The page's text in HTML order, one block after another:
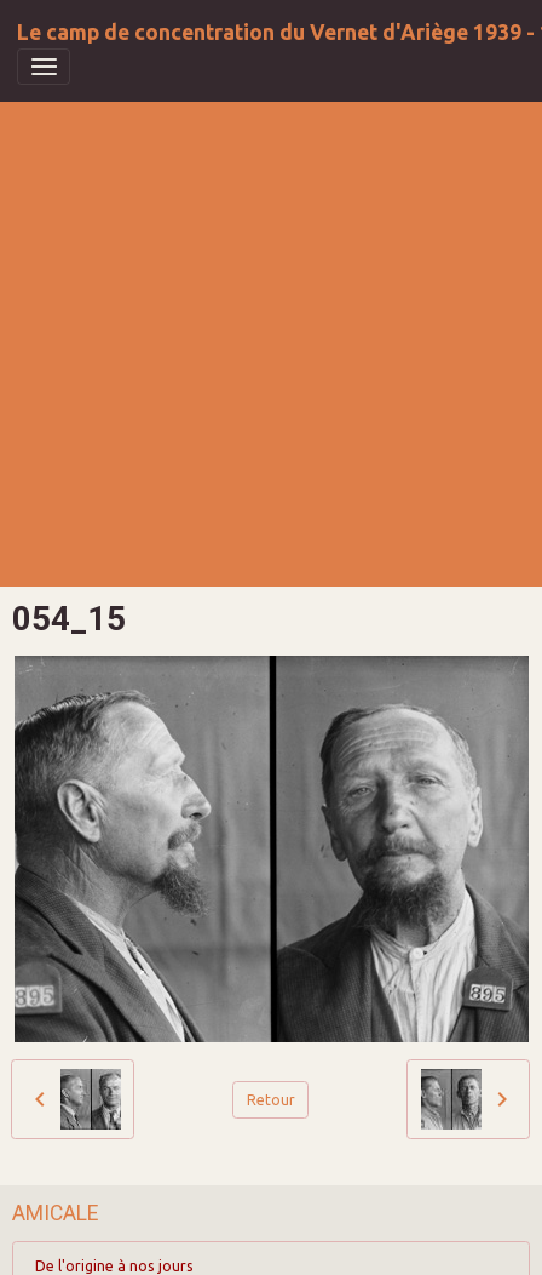
Le camp de concentration du Vernet d'Ariège 1939 -
054_15
Retour
AMICALE
De l'origine à nos jours